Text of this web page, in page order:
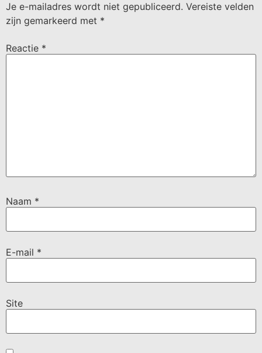
Je e-mailadres wordt niet gepubliceerd. Vereiste velden
zijn gemarkeerd met *
Reactie *
Naam *
E-mail *
Site